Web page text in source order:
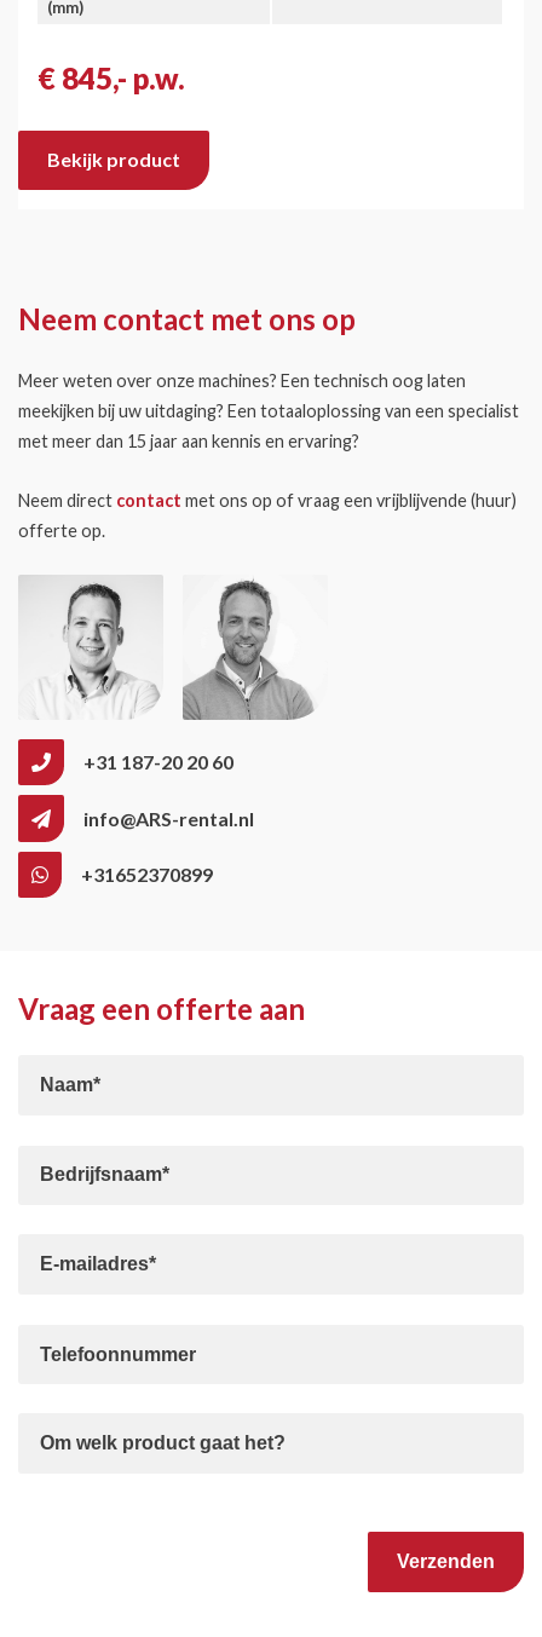
(mm)
€ 845,- p.w.
Bekijk product
Neem contact met ons op
Meer weten over onze machines? Een technisch oog laten
meekijken bij uw uitdaging? Een totaaloplossing van een specialist
met meer dan 15 jaar aan kennis en ervaring?
Neem direct contact met ons op of vraag een vrijblijvende (huur)
offerte op.
+31 187-20 20 60
info@ARS-rental.nl
+31652370899
Vraag een offerte aan